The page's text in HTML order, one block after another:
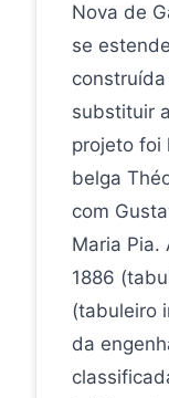
Nova de
se
substituir
projeto foi
belga
com
Maria Pia.
1886
(tabuleiro
da